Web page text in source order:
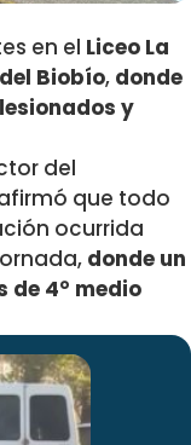
en el Liceo La
Biobío, donde
y
del
que todo
ocurrida
donde un
4° medio